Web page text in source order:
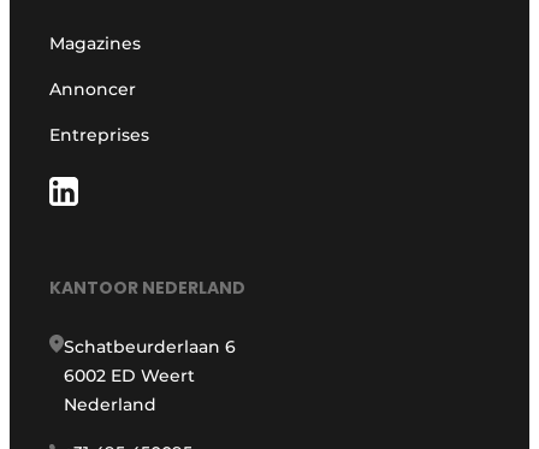
Magazines
Annoncer
Entreprises
KANTOOR NEDERLAND
Schatbeurderlaan 6
6002 ED Weert
Nederland